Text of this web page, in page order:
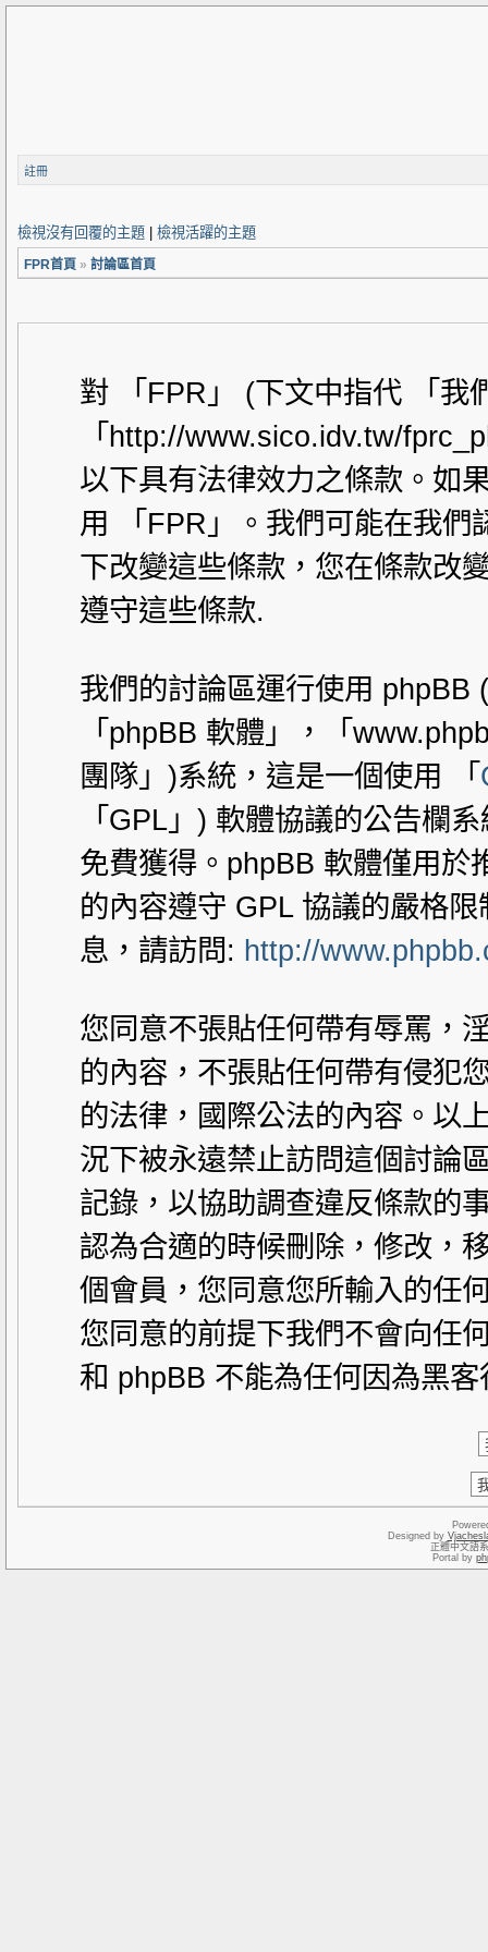
註冊
檢視沒有回覆的主題 檢視活躍的主題
FPR首頁 » 討論區首頁
對 「FPR」 (下文中指代 「我
「http://www.sico.idv.tw/
以下具有法律效力之條款。如
用 「FPR」。我們可能在我們
下改變這些條款，您在條款改
遵守這些條款.
我們的討論區運行使用 phpBB
「phpBB 軟體」，「
團隊」)系統，這是一個使用 「
「GPL」) 軟體協議的公告欄
免費獲得。phpBB 軟體僅用於
的內容遵守 GPL 協議的嚴格
息，請訪問: http://
您同意不張貼任何帶有辱罵，
的內容，不張貼任何帶有侵犯
的法律，國際公法的內容。以
況下被永遠禁止訪問這個討論
記錄，以協助調查違反條款的
認為合適的時候刪除，修改，
個會員，您同意您所輸入的任
您同意的前提下我們不會向任
和 phpBB 不能為任何因為黑
Designed by
正體中文語
Portal by